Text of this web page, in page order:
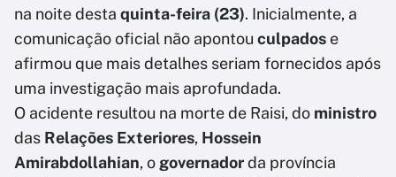
na noite desta quinta-feira (23). Inicialmente, a
comunicação oficial não apontou culpados e
afirmou que mais detalhes seriam fornecidos após
uma investigação mais aprofundada.
O acidente resultou na morte de Raisi, do ministro
das Relações Exteriores, Hossein
Amirabdollahian, o governadorda província